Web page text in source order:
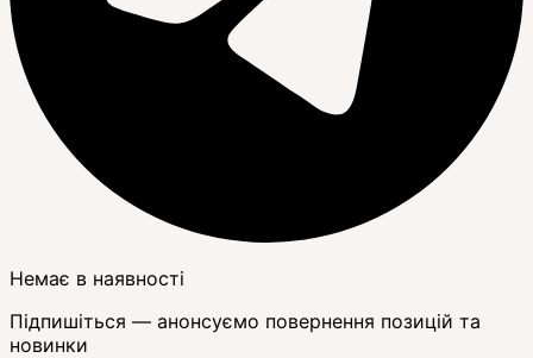
Немає в наявності
Підпишіться — анонсуємо повернення позицій та
новинки